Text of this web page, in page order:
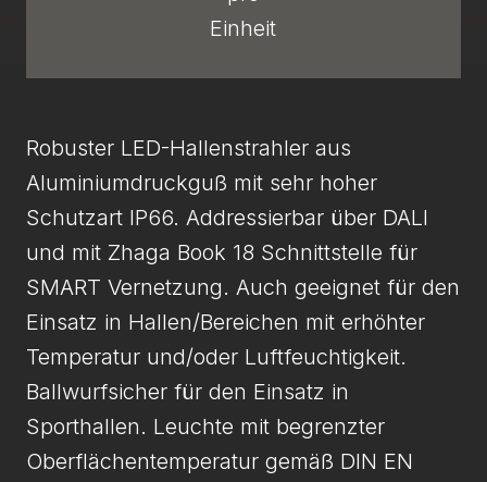
Einheit
Robuster LED-Hallenstrahler aus
Aluminiumdruckguß mit sehr hoher
Schutzart IP66. Addressierbar über DALI
und mit Zhaga Book 18 Schnittstelle für
SMART Vernetzung. Auch geeignet für den
Einsatz in Hallen/Bereichen mit erhöhter
Temperatur und/oder Luftfeuchtigkeit.
Ballwurfsicher für den Einsatz in
Sporthallen. Leuchte mit begrenzter
Oberflächentemperatur gemäß DIN EN